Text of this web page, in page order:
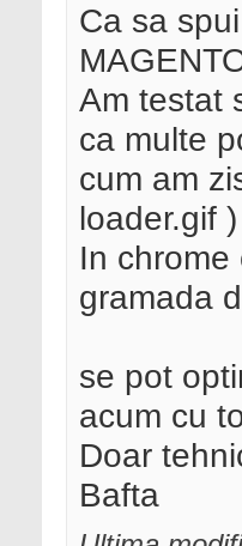
Ca sa
Am testat
ca multe
cum am
loader.gif
In
gramada
se pot
acum cu
Doar
Bafta